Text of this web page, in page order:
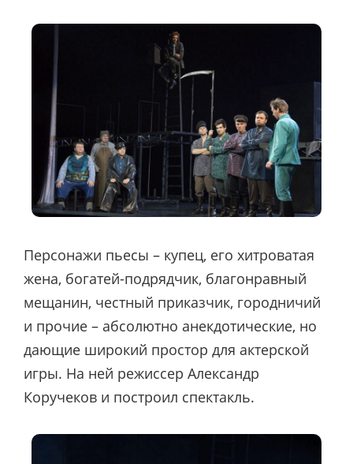
Персонажи пьесы – купец, его хитроватая
жена, богатей-подрядчик, благонравный
мещанин, честный приказчик, городничий
и прочие – абсолютно анекдотические, но
дающие широкий простор для актерской
игры. На ней режиссер Александр
Коручеков и построил спектакль.